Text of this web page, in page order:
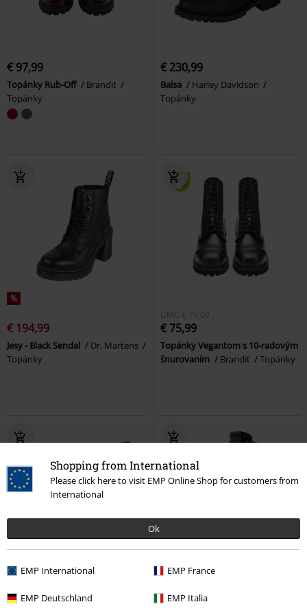
Shopping from International
Please click here to visit EMP Online Shop for customers from
International
Ok
EMP International EMP France
EMP Deutschland EMP Italia
€ 97,99
Topánky Rub-Off
Brandit
Topánky
€ 230,99
Balsa
Harley Davidson
Topánky
%
€ 194,99
Jesy - Black Sendal
Dr. Martens
Topánky
OMC € 79,00
€ 75,99
Topánky Vegantom s 10-radovým
šnurovaním
Brandit Topánky
Topánky Phantom s 3-radovým
OMC€ 215,28
Trail Negro Tacon Acero